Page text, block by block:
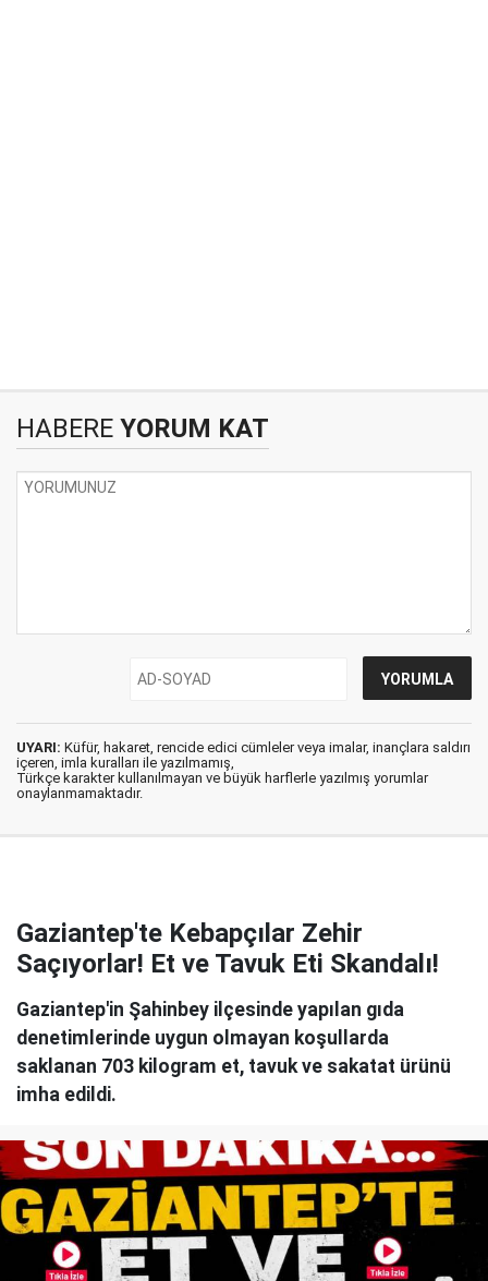
HABERE YORUM KAT
UYARI: Küfür, hakaret, rencide edici cümleler veya imalar, inançlara saldırı
içeren, imla kuralları ile yazılmamış,
Türkçe karakter kullanılmayan ve büyük harflerle yazılmış yorumlar
onaylanmamaktadır.
Gaziantep'te Kebapçılar Zehir
Saçıyorlar! Et ve Tavuk Eti Skandalı!
Gaziantep'in Şahinbey ilçesinde yapılan gıda
denetimlerinde uygun olmayan koşullarda
saklanan 703 kilogram et, tavuk ve sakatat ürünü
imha edildi.